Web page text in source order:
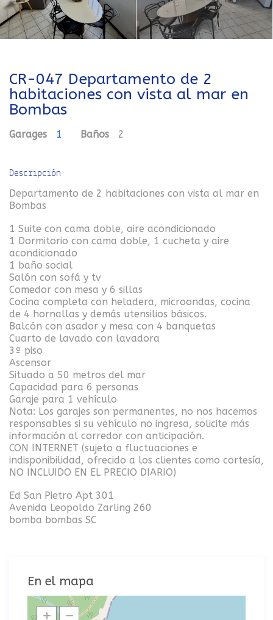
CR-047 Departamento de 2
habitaciones con vista al mar en
Bombas
Garages 1 Baños 2
Descripción
Departamento de 2 habitaciones con vista al mar en
Bombas
1 Suite con cama doble, aire acondicionado
1 Dormitorio con cama doble, 1 cucheta y aire
acondicionado
1 baño social
Salón con sofá y tv
Comedor con mesa y 6 sillas
Cocina completa con heladera, microondas, cocina
de 4 hornallas y demás utensilios básicos.
Balcón con asador y mesa con 4 banquetas
Cuarto de lavado con lavadora
3ª piso
Ascensor
Situado a 50 metros del mar
Capacidad para 6 personas
Garaje para 1 vehículo
Nota: Los garajes son permanentes, no nos hacemos
responsables si su vehículo no ingresa, solicite más
información al corredor con anticipación.
CON INTERNET (sujeto a fluctuaciones e
indisponibilidad, ofrecido a los clientes como cortesía,
NO INCLUIDO EN EL PRECIO DIARIO)
Ed San Pietro Apt 301
Avenida Leopoldo Zarling 260
bomba bombas SC
En el mapa